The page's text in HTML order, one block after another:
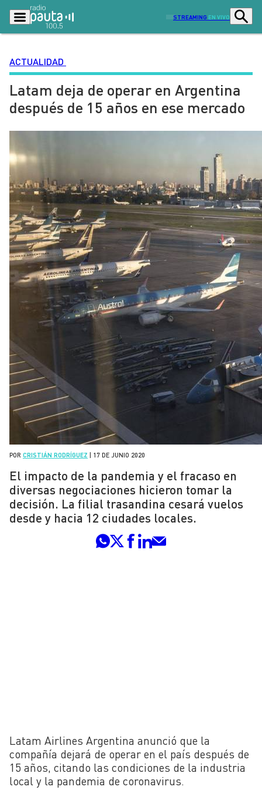
STREAMING EN VIVO
Podcasts Programas
Lo Último Actualidad
Ciudad Economía
Radio en vivo Sostenibilidad
Tendencias Deportes
Entretención y Cultura Opinión
Dato en Pauta Señal 2
Contenido Patrocinado
ACTUALIDAD
Latam deja de operar en Argentina
después de 15 años en ese mercado
POR CRISTIÁN RODRÍGUEZ 17 DE JUNIO 2020
El impacto de la pandemia y el fracaso en
diversas negociaciones hicieron tomar la
decisión. La filial trasandina cesará vuelos
desde y hacia 12 ciudades locales.
Latam Airlines Argentina anunció que la
compañía dejará de operar en el país después de
15 años, citando las condiciones de la industria
local y la pandemia de coronavirus.